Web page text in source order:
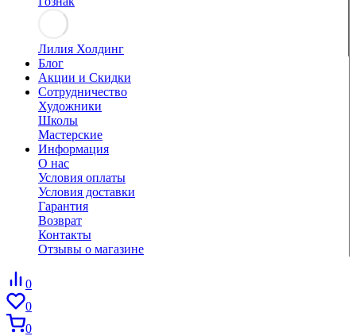
Лилия Холдинг
Блог
Акции и Скидки
Сотрудничество
Художники
Школы
Мастерские
Информация
О нас
Условия оплаты
Условия доставки
Гарантия
Возврат
Контакты
Отзывы о магазине
0
0
0